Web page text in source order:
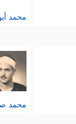
محمد
محمد